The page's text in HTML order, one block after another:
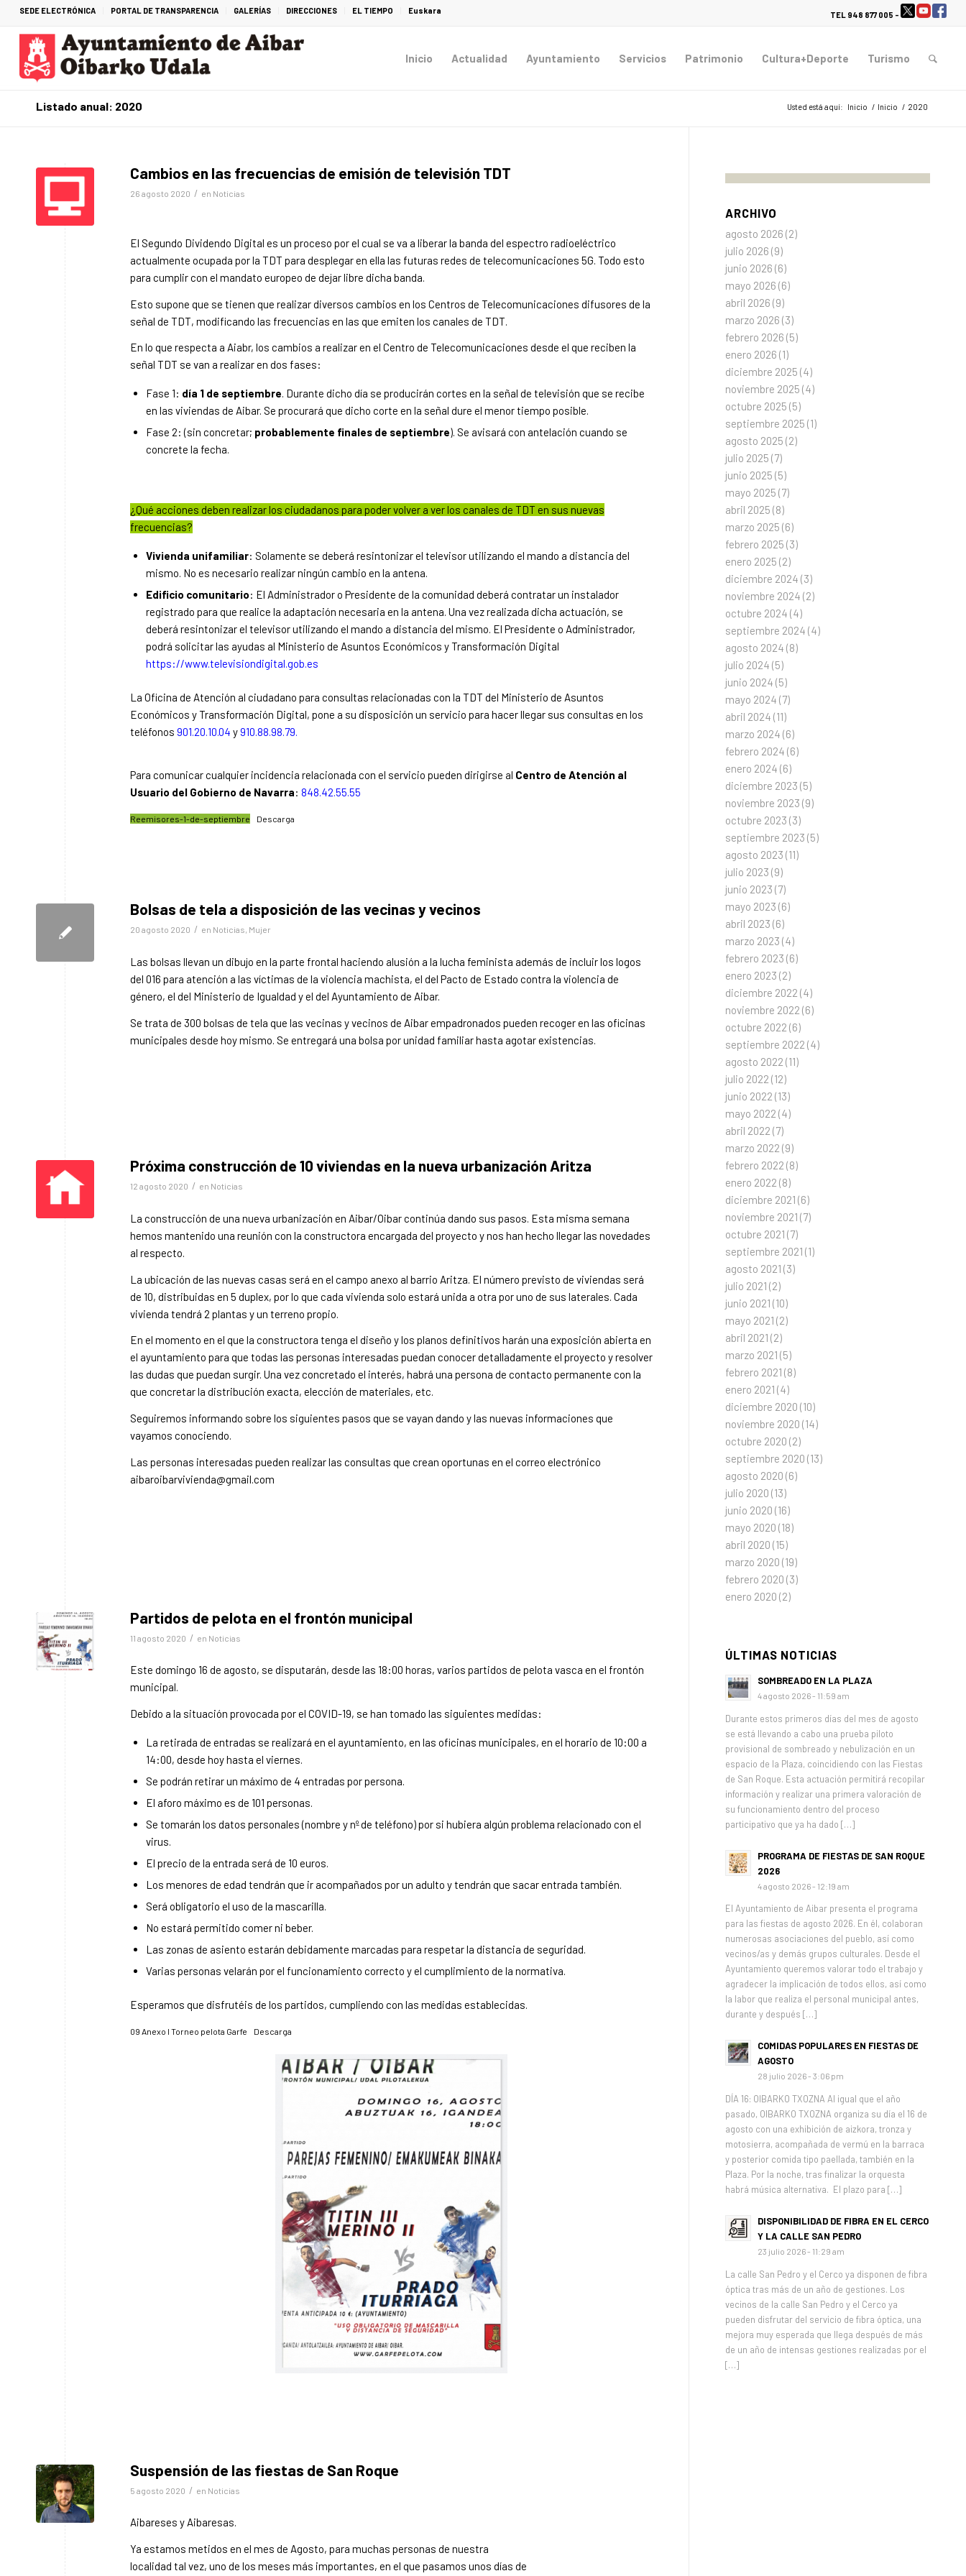
SEDE ELECTRÓNICA PORTAL DE TRANSPARENCIA GALERÍAS DIRECCIONES EL TIEMPO Euskara TEL 948 877 005 -
Inicio Actualidad Ayuntamiento Servicios Patrimonio Cultura+Deporte Turismo
Listado anual: 2020 Usted está aquí: Inicio / Inicio / 2020
Cambios en las frecuencias de emisión de televisión TDT
26 agosto 2020 / en Noticias
El Segundo Dividendo Digital es un proceso por el cual se va a liberar la banda del espectro radioeléctrico
actualmente ocupada por la TDT para desplegar en ella las futuras redes de telecomunicaciones 5G. Todo esto
para cumplir con el mandato europeo de dejar libre dicha banda.
Esto supone que se tienen que realizar diversos cambios en los Centros de Telecomunicaciones difusores de la
señal de TDT, modificando las frecuencias en las que emiten los canales de TDT.
En lo que respecta a Aiabr, los cambios a realizar en el Centro de Telecomunicaciones desde el que reciben la
señal TDT se van a realizar en dos fases:
Fase 1: día 1 de septiembre. Durante dicho día se producirán cortes en la señal de televisión que se recibe
en las viviendas de Aibar. Se procurará que dicho corte en la señal dure el menor tiempo posible.
Fase 2: (sin concretar; probablemente finales de septiembre). Se avisará con antelación cuando se
concrete la fecha.
¿Qué acciones deben realizar los ciudadanos para poder volver a ver los canales de TDT en sus nuevas
frecuencias?
Vivienda unifamiliar: Solamente se deberá resintonizar el televisor utilizando el mando a distancia del
mismo. No es necesario realizar ningún cambio en la antena.
Edificio comunitario: El Administrador o Presidente de la comunidad deberá contratar un instalador
registrado para que realice la adaptación necesaria en la antena. Una vez realizada dicha actuación, se
deberá resintonizar el televisor utilizando el mando a distancia del mismo. El Presidente o Administrador,
podrá solicitar las ayudas al Ministerio de Asuntos Económicos y Transformación Digital
https://www.televisiondigital.gob.es
La Oficina de Atención al ciudadano para consultas relacionadas con la TDT del Ministerio de Asuntos
Económicos y Transformación Digital, pone a su disposición un servicio para hacer llegar sus consultas en los
teléfonos 901.20.10.04 y910.88.98.79.
Para comunicar cualquier incidencia relacionada con el servicio pueden dirigirse al Centro de Atención al
Usuario del Gobierno de Navarra: 848.42.55.55
Reemisores-1-de-septiembre Descarga
Bolsas de tela a disposición de las vecinas y vecinos
20 agosto 2020 / en Noticias, Mujer
Las bolsas llevan un dibujo en la parte frontal haciendo alusión a la lucha feminista además de incluir los logos
del 016 para atención a las víctimas de la violencia machista, el del Pacto de Estado contra la violencia de
género, el del Ministerio de Igualdad y el del Ayuntamiento de Aibar.
Se trata de 300 bolsas de tela que las vecinas y vecinos de Aibar empadronados pueden recoger en las oficinas
municipales desde hoy mismo. Se entregará una bolsa por unidad familiar hasta agotar existencias.
Próxima construcción de 10 viviendas en la nueva urbanización Aritza
12 agosto 2020 / en Noticias
La construcción de una nueva urbanización en Aibar/Oibar continúa dando sus pasos. Esta misma semana
hemos mantenido una reunión con la constructora encargada del proyecto y nos han hecho llegar las novedades
al respecto.
La ubicación de las nuevas casas será en el campo anexo al barrio Aritza. El número previsto de viviendas será
de 10, distribuidas en 5 duplex, por lo que cada vivienda solo estará unida a otra por uno de sus laterales. Cada
vivienda tendrá 2 plantas y un terreno propio.
En el momento en el que la constructora tenga el diseño y los planos definitivos harán una exposición abierta en
el ayuntamiento para que todas las personas interesadas puedan conocer detalladamente el proyecto y resolver
las dudas que puedan surgir. Una vez concretado el interés, habrá una persona de contacto permanente con la
que concretar la distribución exacta, elección de materiales, etc.
Seguiremos informando sobre los siguientes pasos que se vayan dando y las nuevas informaciones que
vayamos conociendo.
Las personas interesadas pueden realizar las consultas que crean oportunas en el correo electrónico
aibaroibarvivienda@gmail.com
Partidos de pelota en el frontón municipal
11 agosto 2020 / en Noticias
Este domingo 16 de agosto, se disputarán, desde las 18:00 horas, varios partidos de pelota vasca en el frontón
municipal.
Debido a la situación provocada por el COVID-19, se han tomado las siguientes medidas:
La retirada de entradas se realizará en el ayuntamiento, en las oficinas municipales, en el horario de 10:00 a
14:00, desde hoy hasta el viernes.
Se podrán retirar un máximo de 4 entradas por persona.
El aforo máximo es de 101 personas.
Se tomarán los datos personales (nombre y nº de teléfono) por si hubiera algún problema relacionado con el
virus.
El precio de la entrada será de 10 euros.
Los menores de edad tendrán que ir acompañados por un adulto y tendrán que sacar entrada también.
Será obligatorio el uso de la mascarilla.
No estará permitido comer ni beber.
Las zonas de asiento estarán debidamente marcadas para respetar la distancia de seguridad.
Varias personas velarán por el funcionamiento correcto y el cumplimiento de la normativa.
Esperamos que disfrutéis de los partidos, cumpliendo con las medidas establecidas.
09 Anexo I Torneo pelota Garfe Descarga
Suspensión de las fiestas de San Roque
5 agosto 2020 / en Noticias
Aibareses y Aibaresas.
Ya estamos metidos en el mes de Agosto, para muchas personas de nuestra
localidad tal vez, uno de los meses más importantes, en el que pasamos unos días de
ARCHIVO
agosto 2026 (2)
julio 2026 (9)
junio 2026 (6)
mayo 2026 (6)
abril 2026 (9)
marzo 2026 (3)
febrero 2026 (5)
enero 2026 (1)
diciembre 2025 (4)
noviembre 2025 (4)
octubre 2025 (5)
septiembre 2025 (1)
agosto 2025 (2)
julio 2025 (7)
junio 2025 (5)
mayo 2025 (7)
abril 2025 (8)
marzo 2025 (6)
febrero 2025 (3)
enero 2025 (2)
diciembre 2024 (3)
noviembre 2024 (2)
octubre 2024 (4)
septiembre 2024 (4)
agosto 2024 (8)
julio 2024 (5)
junio 2024 (5)
mayo 2024 (7)
abril 2024 (11)
marzo 2024 (6)
febrero 2024 (6)
enero 2024 (6)
diciembre 2023 (5)
noviembre 2023 (9)
octubre 2023 (3)
septiembre 2023 (5)
agosto 2023 (11)
julio 2023 (9)
junio 2023 (7)
mayo 2023 (6)
abril 2023 (6)
marzo 2023 (4)
febrero 2023 (6)
enero 2023 (2)
diciembre 2022 (4)
noviembre 2022 (6)
octubre 2022 (6)
septiembre 2022 (4)
agosto 2022 (11)
julio 2022 (12)
junio 2022 (13)
mayo 2022 (4)
abril 2022 (7)
marzo 2022 (9)
febrero 2022 (8)
enero 2022 (8)
diciembre 2021 (6)
noviembre 2021 (7)
octubre 2021 (7)
septiembre 2021 (1)
agosto 2021 (3)
julio 2021 (2)
junio 2021 (10)
mayo 2021 (2)
abril 2021 (2)
marzo 2021 (5)
febrero 2021 (8)
enero 2021 (4)
diciembre 2020 (10)
noviembre 2020 (14)
octubre 2020 (2)
septiembre 2020 (13)
agosto 2020 (6)
julio 2020 (13)
junio 2020 (16)
mayo 2020 (18)
abril 2020 (15)
marzo 2020 (19)
febrero 2020 (3)
enero 2020 (2)
ÚLTIMAS NOTICIAS
SOMBREADO EN LA PLAZA
4 agosto 2026 - 11:59 am
Durante estos primeros días del mes de agosto
se está llevando a cabo una prueba piloto
provisional de sombreado y nebulización en un
espacio de la Plaza, coincidiendo con las Fiestas
de San Roque. Esta actuación permitirá recopilar
información y realizar una primera valoración de
su funcionamiento dentro del proceso
participativo que ya ha dado […]
PROGRAMA DE FIESTAS DE SAN ROQUE
2026
4 agosto 2026 - 12:19 am
El Ayuntamiento de Aibar presenta el programa
para las fiestas de agosto 2026. En él, colaboran
numerosas asociaciones del pueblo, así como
vecinos/as y demás grupos culturales. Desde el
Ayuntamiento queremos valorar todo el trabajo y
agradecer la implicación de todos ellos, así como
la labor que realiza el personal municipal antes,
durante y después […]
COMIDAS POPULARES EN FIESTAS DE
AGOSTO
28 julio 2026 - 3:06 pm
DÍA 16: OIBARKO TXOZNA Al igual que el año
pasado, OIBARKO TXOZNA organiza su día el 16 de
agosto con una exhibición de aizkora, tronza y
motosierra, acompañada de vermú en la barraca
y posterior comida tipo paellada, también en la
Plaza. Por la noche, tras finalizar la orquesta
habrá música alternativa. El plazo para […]
DISPONIBILIDAD DE FIBRA EN EL CERCO
Y LA CALLE SAN PEDRO
23 julio 2026 - 11:29 am
La calle San Pedro y el Cerco ya disponen de fibra
óptica tras más de un año de gestiones. Los
vecinos de la calle San Pedro y el Cerco ya
pueden disfrutar del servicio de fibra óptica, una
mejora muy esperada que llega después de más
de un año de intensas gestiones realizadas por el
[…]